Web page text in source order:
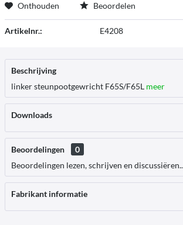
Onthouden Beoordelen
Artikelnr.: E4208
Beschrijving
linker steunpootgewricht F65S/F65L meer
Downloads
Beoordelingen
0
Beoordelingen lezen, schrijven en
Fabrikant informatie